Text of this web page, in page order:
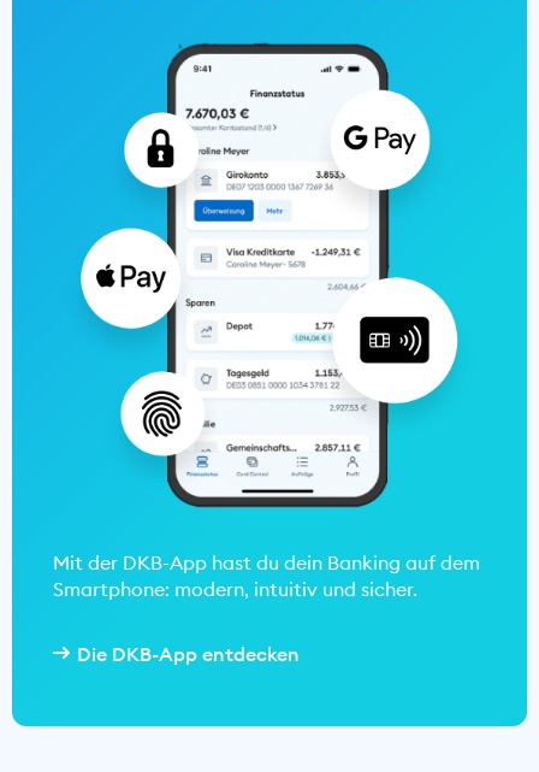
Mit der DKB-App hast du dein Banking auf dem
Smartphone: modern, intuitiv und sicher.
Die DKB-App entdecken